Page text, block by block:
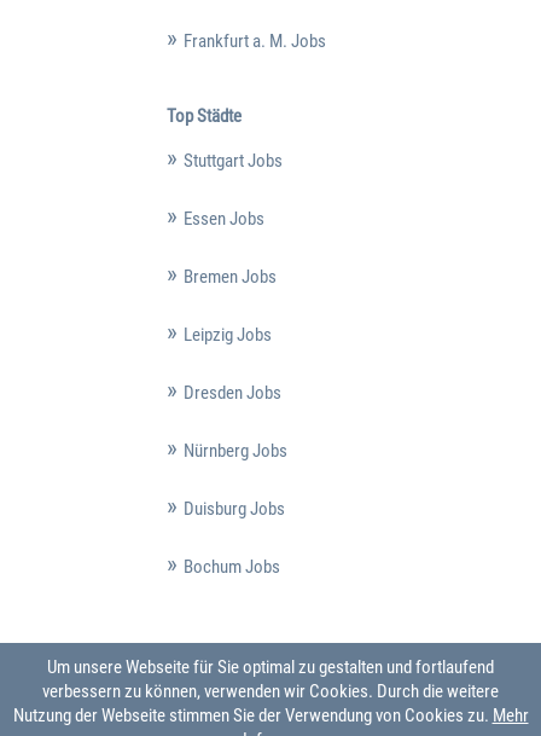
Frankfurt a. M. Jobs
Top Städte
Stuttgart Jobs
Essen Jobs
Bremen Jobs
Leipzig Jobs
Dresden Jobs
Nürnberg Jobs
Duisburg Jobs
Bochum Jobs
Um unsere Webseite für Sie optimal zu gestalten und fortlaufend
verbessern zu können, verwenden wir Cookies. Durch die weitere
Nutzung der Webseite stimmen Sie der Verwendung von Cookies zu. Mehr